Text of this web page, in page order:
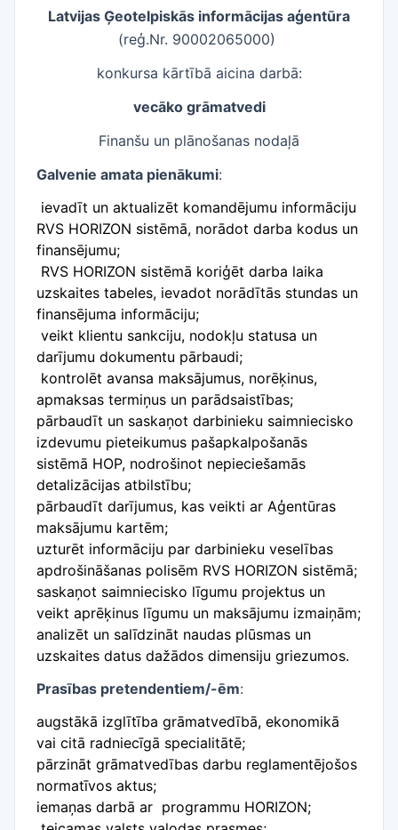
Latvijas Ģeotelpiskās informācijas aģentūra
(reģ.Nr. 90002065000)
konkursa kārtībā aicina darbā:
vecāko grāmatvedi
Finanšu un plānošanas nodaļā
Galvenie amata pienākumi:
ievadīt un aktualizēt komandējumu informāciju
RVS HORIZON sistēmā, norādot darba kodus un
finansējumu;
RVS HORIZON sistēmā koriģēt darba laika
uzskaites tabeles, ievadot norādītās stundas un
finansējuma informāciju;
veikt klientu sankciju, nodokļu statusa un
darījumu dokumentu pārbaudi;
kontrolēt avansa maksājumus, norēķinus,
apmaksas termiņus un parādsaistības;
pārbaudīt un saskaņot darbinieku saimniecisko
izdevumu pieteikumus pašapkalpošanās
sistēmā HOP, nodrošinot nepieciešamās
detalizācijas atbilstību;
pārbaudīt darījumus, kas veikti ar Aģentūras
maksājumu kartēm;
uzturēt informāciju par darbinieku veselības
apdrošināšanas polisēm RVS HORIZON sistēmā;
saskaņot saimniecisko līgumu projektus un
veikt aprēķinus līgumu un maksājumu izmaiņām;
analizēt un salīdzināt naudas plūsmas un
uzskaites datus dažādos dimensiju griezumos.
Prasības pretendentiem/-ēm:
augstākā izglītība grāmatvedībā, ekonomikā
vai citā radniecīgā specialitātē;
pārzināt grāmatvedības darbu reglamentējošos
normatīvos aktus;
iemaņas darbā ar programmu HORIZON;